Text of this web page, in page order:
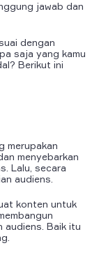
jawab dan
dengan
saja yang kamu
Berikut ini
merupakan
menyebarkan
Lalu, secara
audiens.
konten untuk
audiens. Baik itu